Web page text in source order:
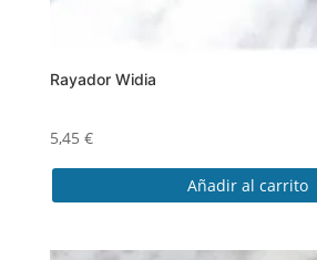
Rayador Widia
5,45 €
Añadir al carrito